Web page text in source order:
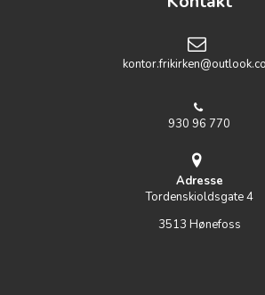
930 96 770
Adresse
Tordenskioldsgate 4
3513 Hønefoss